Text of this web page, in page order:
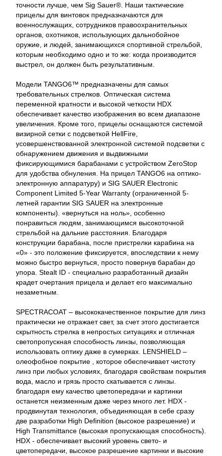
точности лучше, чем Sig Sauer®. Наши тактические
прицелы для винтовок предназначаются для
военнослужащих, сотрудников правоохранительных
органов, охотников, использующих дальнобойное
оружие, и людей, занимающихся спортивной стрельбой,
которым необходимо одно и то же: когда производится
выстрел, он должен быть результативным.
Модели TANGO6™ предназначены для самых
требовательных стрелков. Оптическая система
переменной кратности и высокой четкости HDX
обеспечивает качество изображения во всем диапазоне
увеличения. Кроме того, прицелы оснащаются системой
визирной сетки с подсветкой HellFire,
усовершенствованной электронной системой подсветки с
обнаружением движения и выдвижными
фиксирующимися барабанами с устройством ZeroStop
для удобства обнуления. На прицел TANGO6 на оптико-
электронную аппаратуру) и SIG SAUER Electronic
Component Limited 5-Year Warranty (ограниченной 5-
летней гарантии SIG SAUER на электронные
компоненты). «вернуться на ноль», особенно
понравиться людям, занимающимся высокоточной
стрельбой на дальние расстояния. Благодаря
конструкции барабана, после пристрелки карабина на
«0» - это положение фиксируется, впоследствии к нему
можно быстро вернуться, просто повернув барабан до
упора. Stealt ID - специально разработанный дизайн
крадет очертания прицела и делает его максимально
незаметным.
SPECTRACOAT – высококачественное покрытие для линз
практически не отражает свет, за счет этого достигается
скрытность стрелка в непростых ситуациях и отличная
светопропускная способность линзы, позволяющая
использовать оптику даже в сумерках. LENSHIELD –
олеофобное покрытие , которое обеспечивает чистоту
линз при любых условиях, благодаря свойствам покрытия
вода, масло и грязь просто скатывается с линзы.
благодаря ему качество цветопередачи и картинки
останется неизменным даже через много лет. HDX -
продвинутая технология, объединяющая в себе сразу
две разработки High Definition (высокое разрешение) и
High Transmittance (высокая пропускающая способность).
HDX - обеспечивает высокий уровень свето- и
цветопередачи, высокое разрешение картинки и высокие